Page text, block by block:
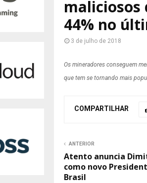
maliciosos
44% no
3 de julho de 2018
Os mineradores conseguem
que tem se tornando mais
COMPARTILHAR
ANTERIOR
Atento anuncia
como novo
Brasil